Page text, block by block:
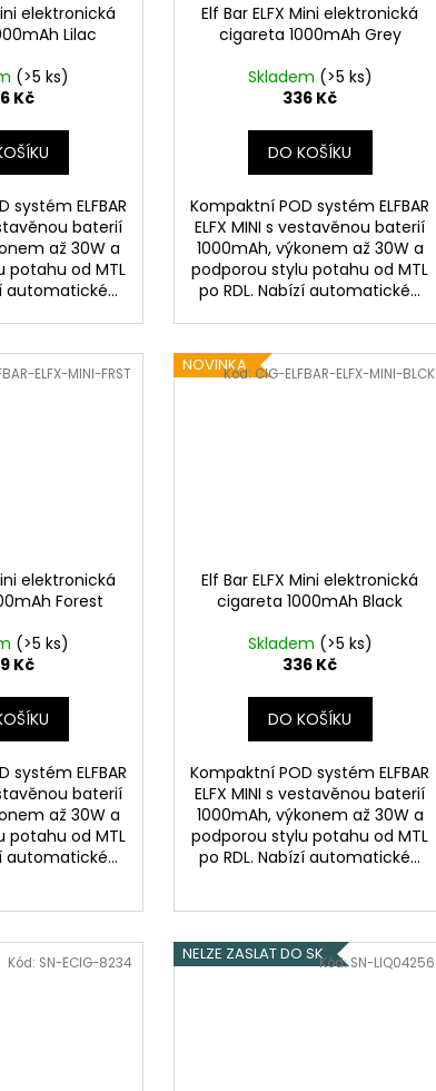
elektronická
Lilac
(>5 ks)
Kč
systém ELFBAR
baterií
až 30W a
potahu od MTL
automatické...
Elf Bar ELFX Mini elektronická
cigareta 1000mAh Grey
Skladem (>5 ks)
336 Kč
DO KOŠÍKU
Kompaktní POD systém ELFBAR
ELFX MINI s vestavěnou baterií
1000mAh, výkonem až 30W a
podporou stylu potahu od MTL
po RDL. Nabízí automatické...
elektronická
Forest
(>5 ks)
Kč
systém ELFBAR
baterií
až 30W a
potahu od MTL
automatické...
ELFX-MINI-FRST NOVINKA
Elf Bar ELFX Mini elektronická
cigareta 1000mAh Black
Skladem (>5 ks)
336 Kč
DO KOŠÍKU
Kompaktní POD systém ELFBAR
ELFX MINI s vestavěnou baterií
1000mAh, výkonem až 30W a
podporou stylu potahu od MTL
po RDL. Nabízí automatické...
Kód:CIG-ELFBAR-ELFX-MINI-BLCK
Kód: SN-ECIG-8234 NELZE ZASLAT DO SKKód:SN-LIQ04256